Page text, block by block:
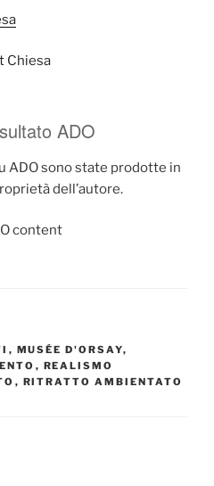
ADO
ADO sono state prodotte in
dell’autore.
, MUSÉE D'ORSAY,
, REALISMO
, RITRATTO AMBIENTATO